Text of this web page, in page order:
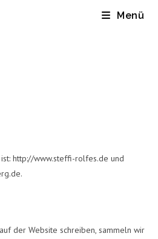
Menü
http://www.steffi-rolfes.de und
der Website schreiben, sammeln wir